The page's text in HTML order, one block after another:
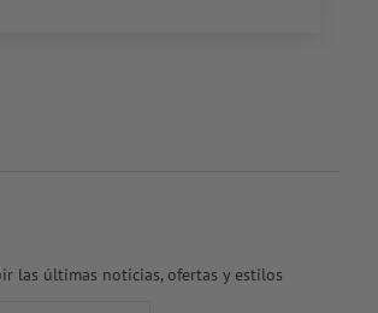
las últimas noticias, ofertas y estilos